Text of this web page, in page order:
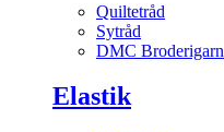
Quiltetråd
Sytråd
DMC Broderigarn
Elastik